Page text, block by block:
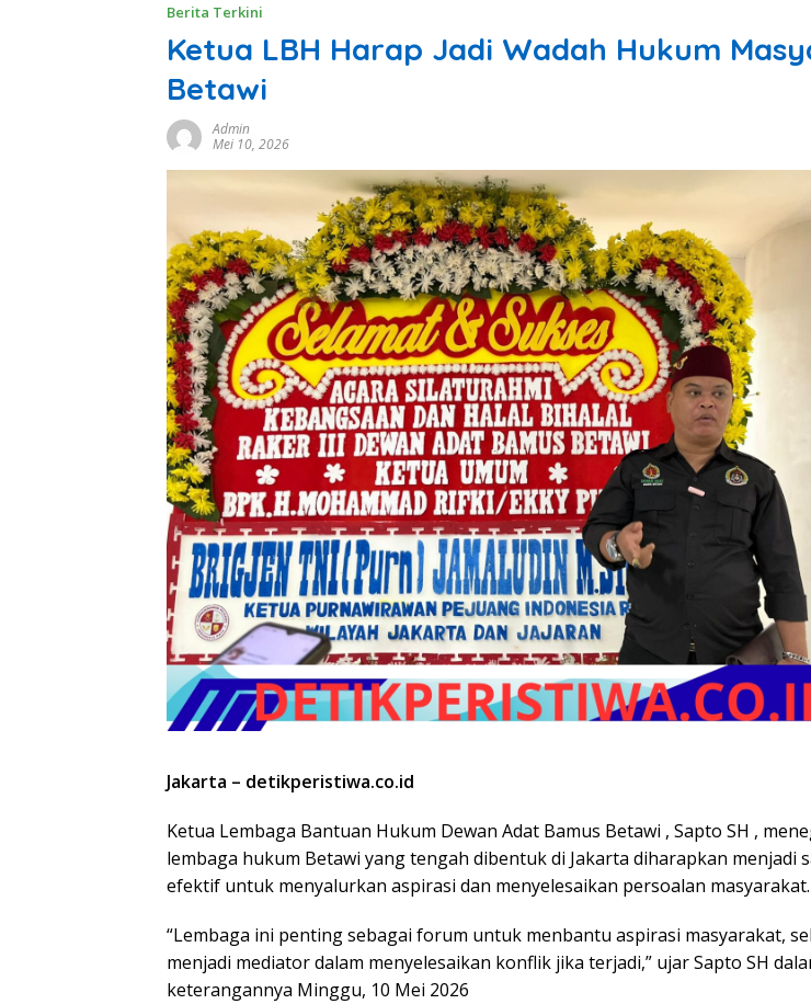
Berita Terkini
Ketua LBH Harap Jadi Wadah Hukum
Betawi
Admin
Mei 10, 2026
Jakarta – detikperistiwa.co.id
Ketua Lembaga Bantuan Hukum Dewan Adat Bamus Betawi , Sapto SH ,
lembaga hukum Betawi yang tengah dibentuk di Jakarta diharapkan menjadi
efektif untuk menyalurkan aspirasi dan menyelesaikan persoalan masyarakat.
“Lembaga ini penting sebagai forum untuk menbantu aspirasi masyarakat,
menjadi mediator dalam menyelesaikan konflik jika terjadi,” ujar Sapto SH
keterangannya Minggu, 10 Mei 2026